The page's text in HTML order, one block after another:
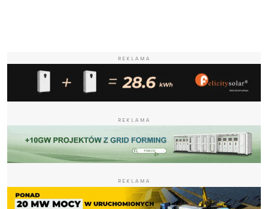
REKLAMA
REKLAMA
REKLAMA